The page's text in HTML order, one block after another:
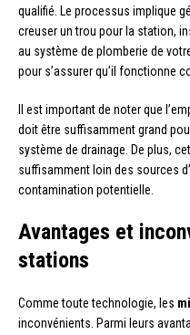
qualifié. Le processus implique
creuser un trou pour la station,
au système de plomberie de
pour s’assurer qu’il fonctionne
Il est important de noter que
doit être suffisamment grand
système de drainage. De plus,
suffisamment loin des sources
contamination potentielle.
Avantages et
stations
Comme toute technologie, les
inconvénients. Parmi leurs